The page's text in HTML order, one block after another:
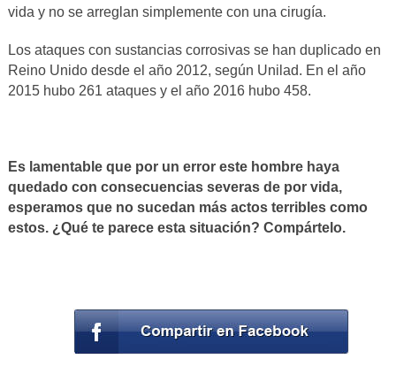
vida y no se arreglan simplemente con una cirugía.
Los ataques con sustancias corrosivas se han duplicado en
Reino Unido desde el año 2012, según Unilad. En el año
2015 hubo 261 ataques y el año 2016 hubo 458.
Es lamentable que por un error este hombre haya
quedado con consecuencias severas de por vida,
esperamos que no sucedan más actos terribles como
estos. ¿Qué te parece esta situación? Compártelo.